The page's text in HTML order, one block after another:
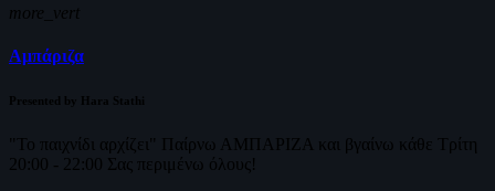
more_vert
Αμπάριζα
Presented by Hara Stathi
"Το παιχνίδι αρχίζει" Παίρνω ΑΜΠΑΡΙΖΑ και βγαίνω κάθε Τρίτη
20:00 - 22:00 Σας περιμένω όλους!